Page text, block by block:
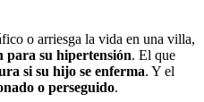
o arriesga la vida en una villa,
para su hipertensión. El que
si su hijo se enferma. Y el
o perseguido.